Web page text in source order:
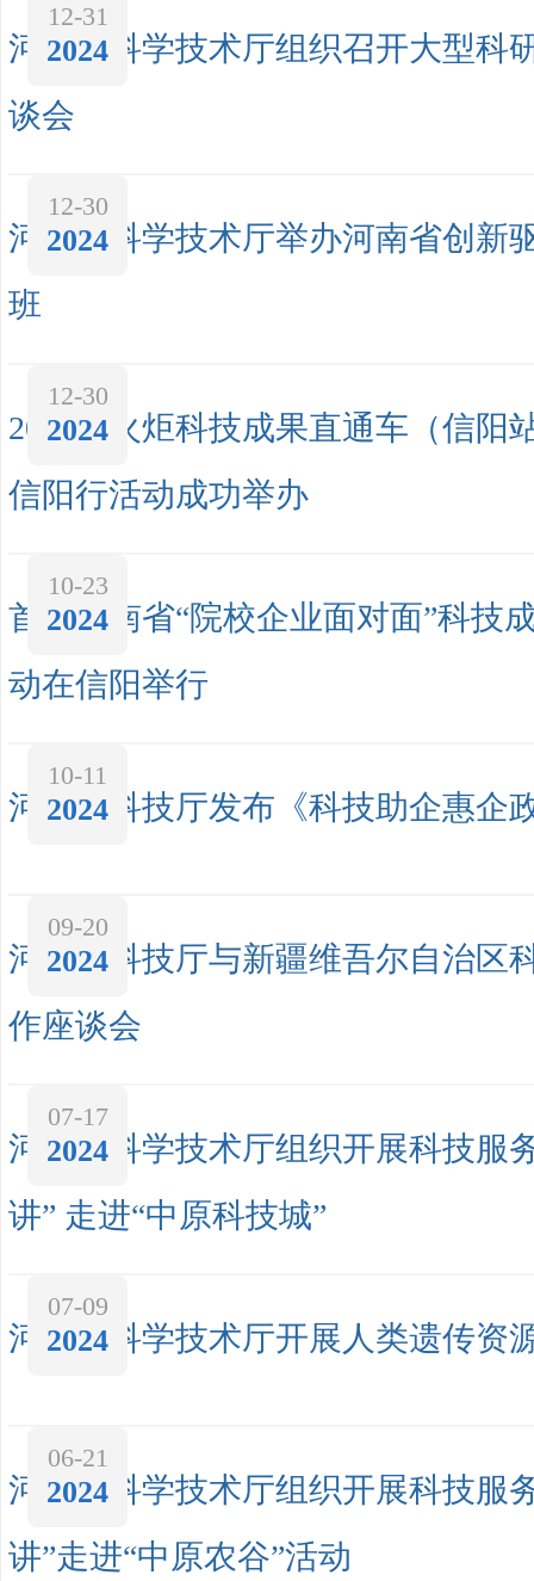
河南省科学技术厅组织召开大型科
谈会
12-31
2024
河南省科学技术厅举办河南省创新
班
12-30
2024
2024年火炬科技成果直通车（信阳
信阳行活动成功举办
12-30
2024
首场河南省“院校企业面对面”科技
动在信阳举行
10-23
2024
河南省科技厅发布《科技助企惠企
10-11
2024
河南省科技厅与新疆维吾尔自治区
作座谈会
09-20
2024
河南省科学技术厅组织开展科技服
讲” 走进“中原科技城”
07-17
2024
河南省科学技术厅开展人类遗传资
07-09
2024
河南省科学技术厅组织开展科技服
讲”走进“中原农谷”活动
06-21
2024